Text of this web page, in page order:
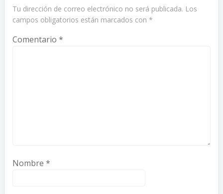
Tu dirección de correo electrónico no será publicada. Los
campos obligatorios están marcados con *
Comentario *
Nombre *